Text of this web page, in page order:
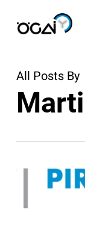
All Posts By